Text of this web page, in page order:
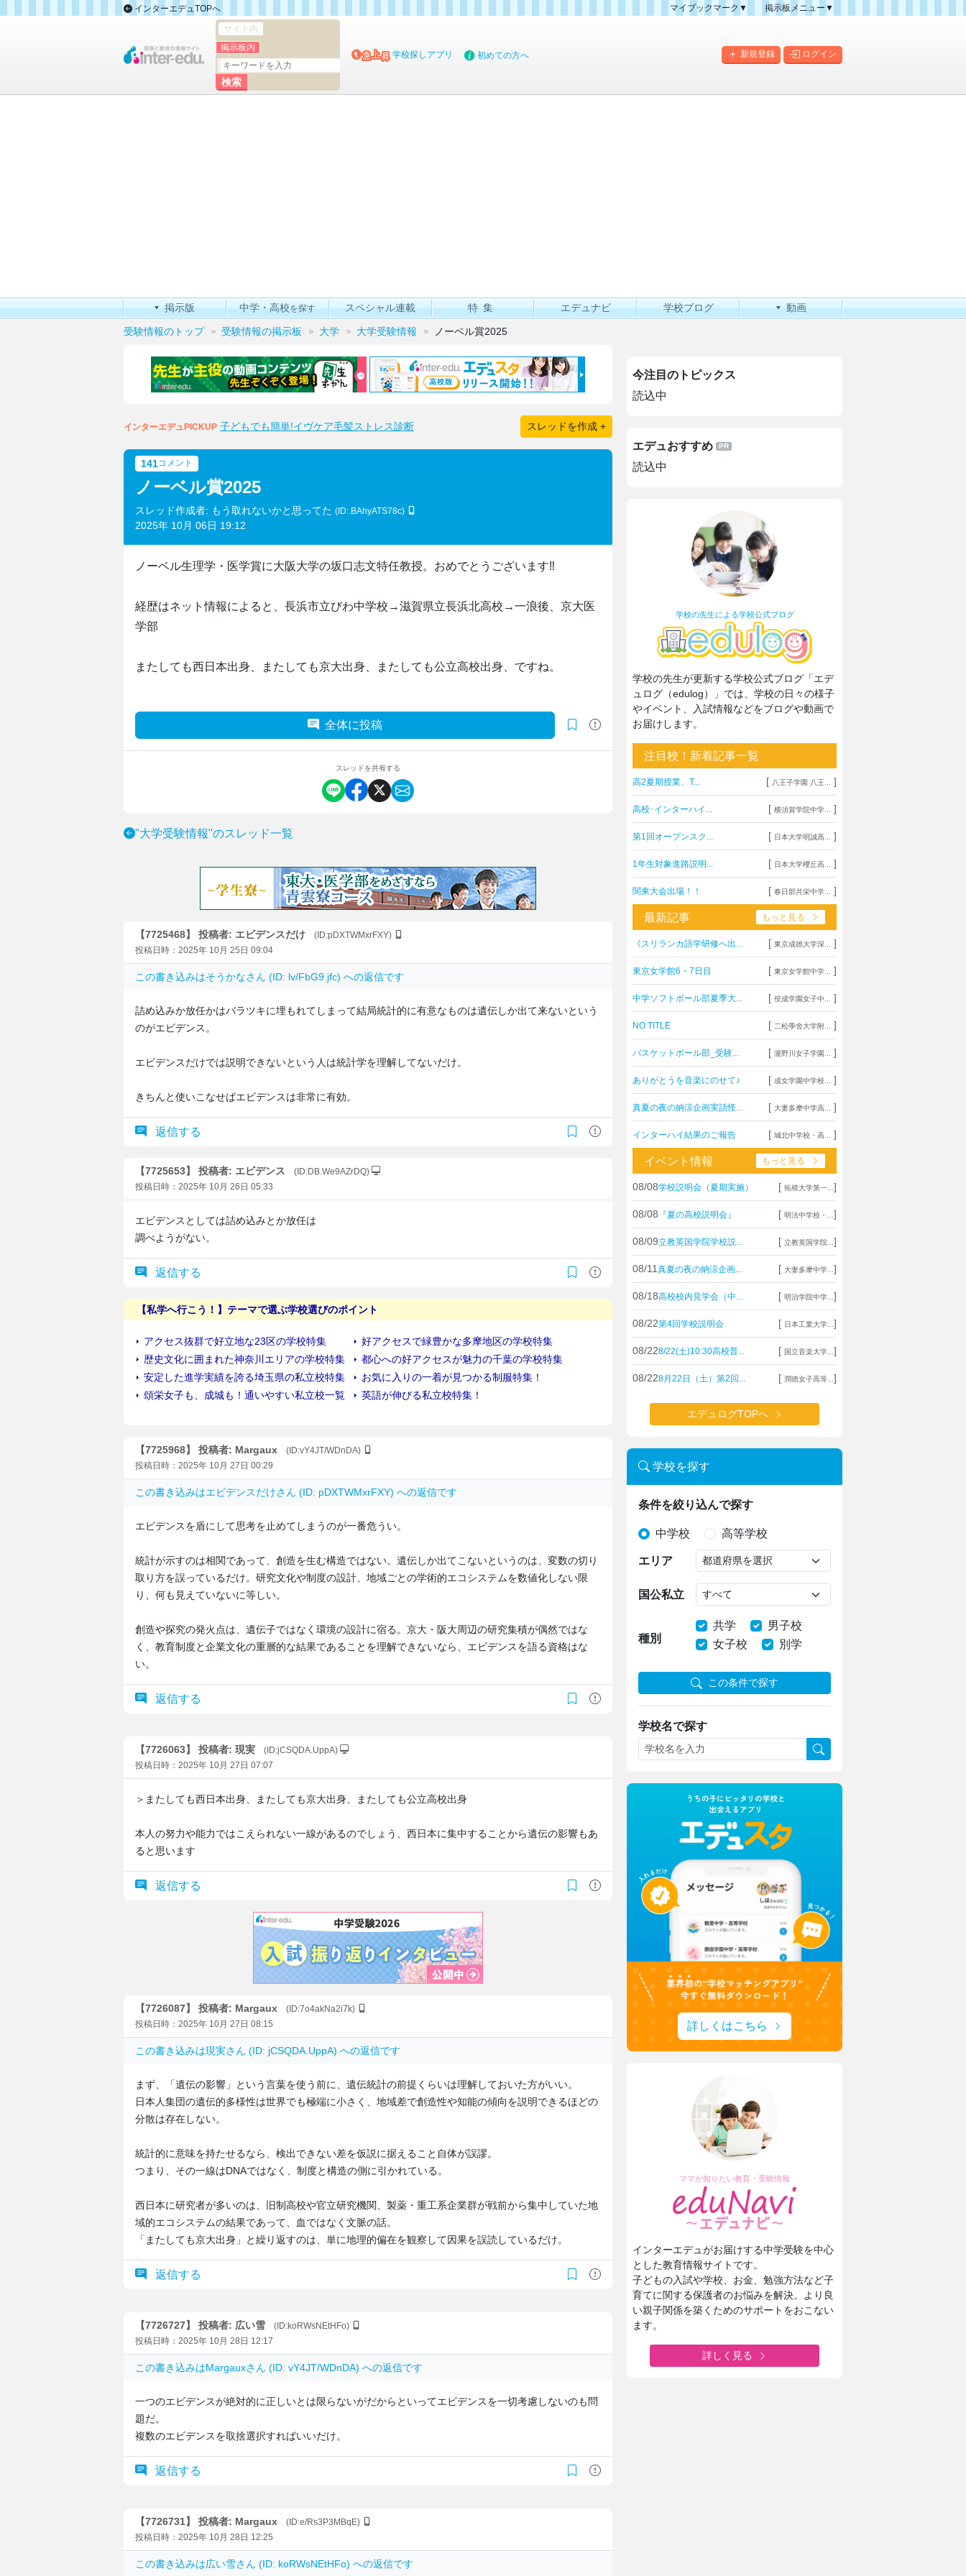
インターエデュTOPへ
マイブックマーク▼
掲示板メニュー▼
掲示板マップ
新規登録 ログイン
サイト内
掲示板内
学校探しアプリ 初めての方へ
掲示版 中学・高校を探す スペシャル連載 特集 エデュナビ 学校ブログ 動画
受験情報のトップ 受験情報の掲示板 大学 大学受験情報 ノーベル賞2025
インターエデュPICKUP 子どもでも簡単!イヴケア毛髪ストレス診断 スレッドを作成 +
141コメント
ノーベル賞2025
スレッド作成者: もう取れないかと思ってた (ID:.BAhyATS78c)
2025年 10月 06日 19:12
ノーベル生理学・医学賞に大阪大学の坂口志文特任教授。おめでとうございます‼︎
経歴はネット情報によると、長浜市立びわ中学校→滋賀県立長浜北高校→一浪後、京大医
学部
またしても西日本出身、またしても京大出身、またしても公立高校出身、ですね。
全体に投稿
スレッドを共有する
"大学受験情報"のスレッド一覧
【7725468】 投稿者: エビデンスだけ
(ID:pDXTWMxrFXY)
投稿日時：2025年 10月 25日 09:04
この書き込みはそうかなさん (ID: lv/FbG9.jfc) への返信です
詰め込みか放任かはバラツキに埋もれてしまって結局統計的に有意なものは遺伝しか出て来ないという
のがエビデンス。
エビデンスだけでは説明できないという人は統計学を理解してないだけ。
きちんと使いこなせばエビデンスは非常に有効。
返信する
【7725653】 投稿者: エビデンス
(ID:DB.We9AZrDQ)
投稿日時：2025年 10月 26日 05:33
エビデンスとしては詰め込みとか放任は
調べようがない。
返信する
【7725968】 投稿者: Margaux
(ID:vY4JT/WDnDA)
投稿日時：2025年 10月 27日 00:29
この書き込みはエビデンスだけさん (ID: pDXTWMxrFXY) への返信です
エビデンスを盾にして思考を止めてしまうのが一番危うい。
統計が示すのは相関であって、創造を生む構造ではない。遺伝しか出てこないというのは、変数の切り
取り方を誤っているだけ。研究文化や制度の設計、地域ごとの学術的エコシステムを数値化しない限
り、何も見えていないに等しい。
創造や探究の発火点は、遺伝子ではなく環境の設計に宿る。京大・阪大周辺の研究集積が偶然ではな
く、教育制度と企業文化の重層的な結果であることを理解できないなら、エビデンスを語る資格はな
い。
返信する
【7726063】 投稿者: 現実
(ID:jCSQDA.UppA)
投稿日時：2025年 10月 27日 07:07
＞またしても西日本出身、またしても京大出身、またしても公立高校出身
本人の努力や能力ではこえられない一線があるのでしょう、西日本に集中することから遺伝の影響もあ
ると思います
返信する
【7726087】 投稿者: Margaux
(ID:7o4akNa2i7k)
投稿日時：2025年 10月 27日 08:15
この書き込みは現実さん (ID: jCSQDA.UppA) への返信です
まず、「遺伝の影響」という言葉を使う前に、遺伝統計の前提くらいは理解しておいた方がいい。
日本人集団の遺伝的多様性は世界でも極端に小さく、地域差で創造性や知能の傾向を説明できるほどの
分散は存在しない。
統計的に意味を持たせるなら、検出できない差を仮説に据えること自体が誤謬。
つまり、その一線はDNAではなく、制度と構造の側に引かれている。
西日本に研究者が多いのは、旧制高校や官立研究機関、製薬・重工系企業群が戦前から集中していた地
域的エコシステムの結果であって、血ではなく文脈の話。
「またしても京大出身」と繰り返すのは、単に地理的偏在を観察して因果を誤読しているだけ。
返信する
【7726727】 投稿者: 広い雪
(ID:koRWsNEtHFo)
投稿日時：2025年 10月 28日 12:17
この書き込みはMargauxさん (ID: vY4JT/WDnDA) への返信です
一つのエビデンスが絶対的に正しいとは限らないがだからといってエビデンスを一切考慮しないのも問
題だ。
複数のエビデンスを取捨選択すればいいだけ。
返信する
【7726731】 投稿者: Margaux
(ID:e/Rs3P3MBqE)
投稿日時：2025年 10月 28日 12:25
この書き込みは広い雪さん (ID: koRWsNEtHFo) への返信です
今注目のトピックス
読込中
エデュおすすめ
読込中
学校の先生による学校公式ブログ
学校の先生が更新する学校公式ブログ「エデ
ュログ（edulog）」では、学校の日々の様子
やイベント、入試情報などをブログや動画で
お届けします。
注目校！新着記事一覧
高2夏期授業、T... [ 八王子学園 八王... ]
高校･インターハイ... [ 横須賀学院中学... ]
第1回オープンスク... [ 日本大学明誠高... ]
1年生対象進路説明... [ 日本大学櫻丘高... ]
関東大会出場！！ [ 春日部共栄中学... ]
最新記事 もっと見る
《スリランカ語学研修へ出... [ 東京成徳大学深... ]
東京女学館6・7日目 [ 東京女学館中学... ]
中学ソフトボール部夏季大... [ 佼成学園女子中... ]
NO TITLE [ 二松學舍大学附... ]
バスケットボール部_受験... [ 瀧野川女子学園... ]
ありがとうを音楽にのせて♪ [ 成女学園中学校... ]
真夏の夜の納涼企画実話怪... [ 大妻多摩中学高... ]
インターハイ結果のご報告 [ 城北中学校・高... ]
イベント情報 もっと見る
08/08学校説明会（夏期実施） [ 拓殖大学第一... ]
08/08 『夏の高校説明会』 [ 明法中学校・... ]
08/09立教英国学院学校説... [ 立教英国学院... ]
08/11 真夏の夜の納涼企画... [ 大妻多摩中学... ]
08/18高校校内見学会（中... [ 明治学院中学... ]
08/22第4回学校説明会 [ 日本工業大学... ]
08/228/22(土)10:30高校普... [ 国立音楽大学... ]
08/228月22日（土）第2回... [ 潤徳女子高等... ]
エデュログTOPへ
学校を探す
条件を絞り込んで探す
中学校 高等学校
エリア
国公私立
種別
共学
男子校
女子校
別学
この条件で探す
学校名で探す
詳しくはこちら
ママが知りたい教育・受験情報
インターエデュがお届けする中学受験を中心
とした教育情報サイトです。
子どもの入試や学校、お金、勉強方法など子
育てに関する保護者のお悩みを解決。より良
い親子関係を築くためのサポートをおこない
ます。
詳しく見る